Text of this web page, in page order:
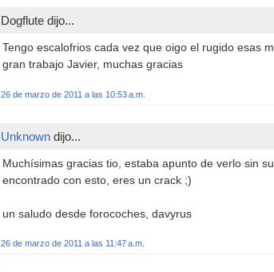
Dogflute dijo...
Tengo escalofrios cada vez que oigo el rugido esas
gran trabajo Javier, muchas gracias
26 de marzo de 2011 a las 10:53 a.m.
Unknown dijo...
Muchísimas gracias tio, estaba apunto de verlo sin
encontrado con esto, eres un crack ;)
un saludo desde forocoches, davyrus
26 de marzo de 2011 a las 11:47 a.m.